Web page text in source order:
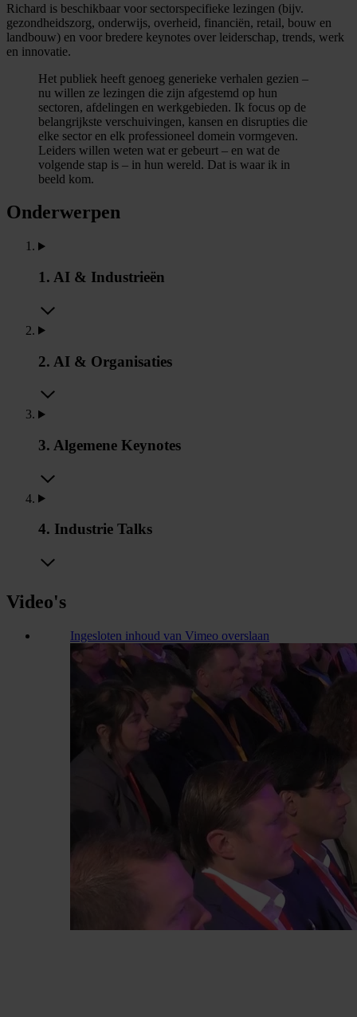
Richard is beschikbaar voor sectorspecifieke lezingen (bijv.
gezondheidszorg, onderwijs, overheid, financiën, retail, bouw en
landbouw) en voor bredere keynotes over leiderschap, trends, werk
en innovatie.
Het publiek heeft genoeg generieke verhalen gezien –
nu willen ze lezingen die zijn afgestemd op hun
sectoren, afdelingen en werkgebieden. Ik focus op de
belangrijkste verschuivingen, kansen en disrupties die
elke sector en elk professioneel domein vormgeven.
Leiders willen weten wat er gebeurt – en wat de
volgende stap is – in hun wereld. Dat is waar ik in
beeld kom.
Onderwerpen
1. AI & Industrieën
2. AI & Organisaties
3. Algemene Keynotes
4. Industrie Talks
Video's
Ingesloten inhoud van Vimeo overslaan